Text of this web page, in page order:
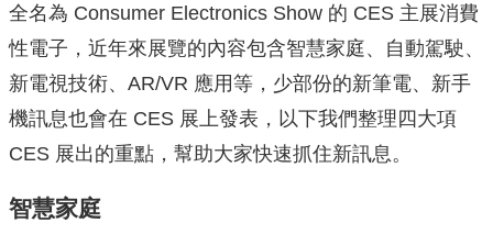
全名為 Consumer Electronics Show 的 CES 主展消費
性電子，近年來展覽的內容包含智慧家庭、自動駕駛、
新電視技術、AR/VR 應用等，少部份的新筆電、新手
機訊息也會在 CES 展上發表，以下我們整理四大項
CES 展出的重點，幫助大家快速抓住新訊息。
智慧家庭